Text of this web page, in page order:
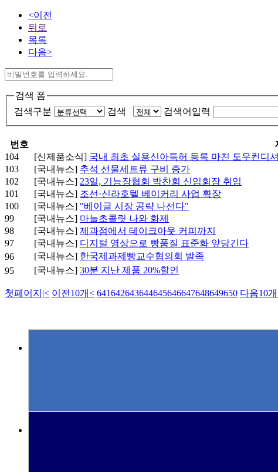
<이전
뒤로
목록
다음>
검색 폼
검색구분
검색 검색어입력
번호
104
[신제품소식] 국내 최초 실용신아특허 등록 마친 도우컨디
103
[국내뉴스] 추석 선물세트류 구비 증가
102
[국내뉴스] 23일, 기능장협회 박찬회 신임회장 취임
101
[국내뉴스] 조선·신라호텔 베이커리 사업 확장
100
[국내뉴스] "베이글 시장 공략 나선다"
99
[국내뉴스] 마늘초콜릿 나와 화제
98
[국내뉴스] 제과점에서 테이크아웃 커피까지
97
[국내뉴스] 디지털 영상으로 빵품질 표준화 앞당긴다
96
[국내뉴스] 한국제과제빵교수협의회 발족
95
[국내뉴스] 30분 지난 제품 20%할인
첫페이지 |< 이전10개< 641642643644645646647648649650 다음10개